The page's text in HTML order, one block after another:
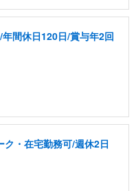
間休日120日/賞与年2回
ク・在宅勤務可/週休2日